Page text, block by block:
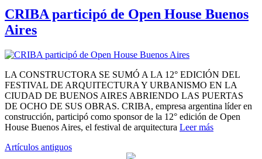
CRIBA participó de Open House Buenos
Aires
LA CONSTRUCTORA SE SUMÓ A LA 12° EDICIÓN DEL
FESTIVAL DE ARQUITECTURA Y URBANISMO EN LA
CIUDAD DE BUENOS AIRES ABRIENDO LAS PUERTAS
DE OCHO DE SUS OBRAS. CRIBA, empresa argentina líder en
construcción, participó como sponsor de la 12° edición de Open
House Buenos Aires, el festival de arquitectura Leer más
Navegación
Artículos antiguos